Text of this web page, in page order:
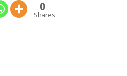
0
Shares